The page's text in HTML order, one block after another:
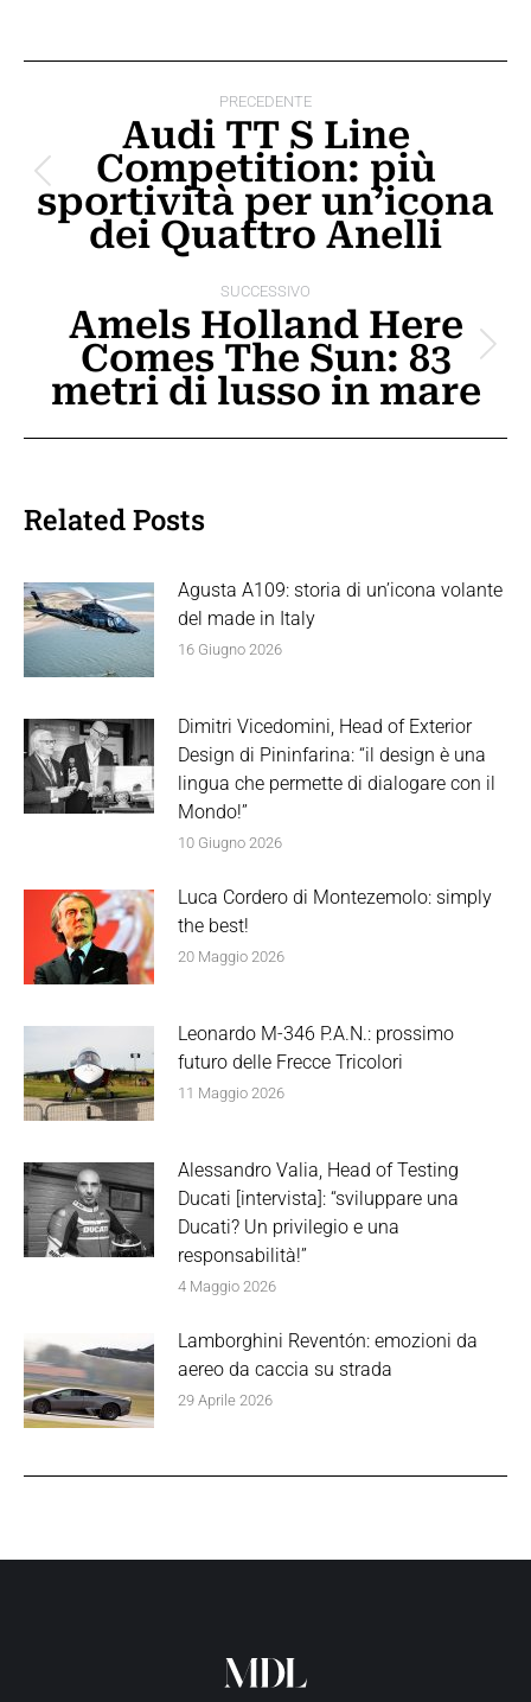
post
PRECEDENTE
Post
precedente:
Audi TT S Line
Competition: più
sportività per un’icona
dei Quattro Anelli
SUCCESSIVO
Prossimo
post:
Amels Holland Here
Comes The Sun: 83
metri di lusso in mare
Related Posts
Agusta A109: storia di un’icona volante
del made in Italy
16 Giugno 2026
Dimitri Vicedomini, Head of Exterior
Design di Pininfarina: “il design è una
lingua che permette di dialogare con il
Mondo!”
10 Giugno 2026
Luca Cordero di Montezemolo: simply
the best!
20 Maggio 2026
Leonardo M-346 P.A.N.: prossimo
futuro delle Frecce Tricolori
11 Maggio 2026
Alessandro Valia, Head of Testing
Ducati [intervista]: “sviluppare una
Ducati? Un privilegio e una
responsabilità!”
4 Maggio 2026
Lamborghini Reventón: emozioni da
aereo da caccia su strada
29 Aprile 2026